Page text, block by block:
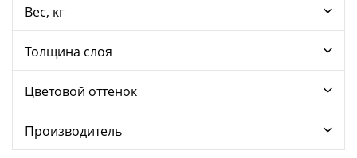
Вес, кг
Толщина слоя
Цветовой оттенок
Производитель